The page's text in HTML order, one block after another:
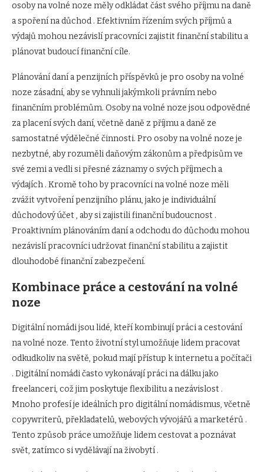
osoby na volné noze měly odkládat část svého příjmu na daně
a spoření na důchod . Efektivním řízením svých příjmů a
výdajů mohou nezávislí pracovníci zajistit finanční stabilitu a
plánovat budoucí finanční cíle.
Plánování daní a penzijních příspěvků je pro osoby na volné
noze zásadní, aby se vyhnuli jakýmkoli právním nebo
finančním problémům. Osoby na volné noze jsou odpovědné
za placení svých daní, včetně daně z příjmu a daně ze
samostatné výdělečné činnosti. Pro osoby na volné noze je
nezbytné, aby rozuměli daňovým zákonům a předpisům ve
své zemi a vedli si přesné záznamy o svých příjmech a
výdajích . Kromě toho by pracovníci na volné noze měli
zvážit vytvoření penzijního plánu, jako je individuální
důchodový účet , aby si zajistili finanční budoucnost .
Proaktivním plánováním daní a odchodu do důchodu mohou
nezávislí pracovníci udržovat finanční stabilitu a zajistit
dlouhodobé finanční zabezpečení.
Kombinace práce a cestování na volné
noze
Digitální nomádi jsou lidé, kteří kombinují práci a cestování
na volné noze. Tento životní styl umožňuje lidem pracovat
odkudkoliv na světě, pokud mají přístup k internetu a počítači
. Digitální nomádi často vykonávají práci na dálku jako
freelanceri, což jim poskytuje flexibilitu a nezávislost .
Mnoho profesí je ideálních pro digitální nomádismus, včetně
copywriterů, překladatelů, webových vývojářů a marketérů .
Tento způsob práce umožňuje lidem cestovat a poznávat
svět, zatímco si vydělávají na živobytí .